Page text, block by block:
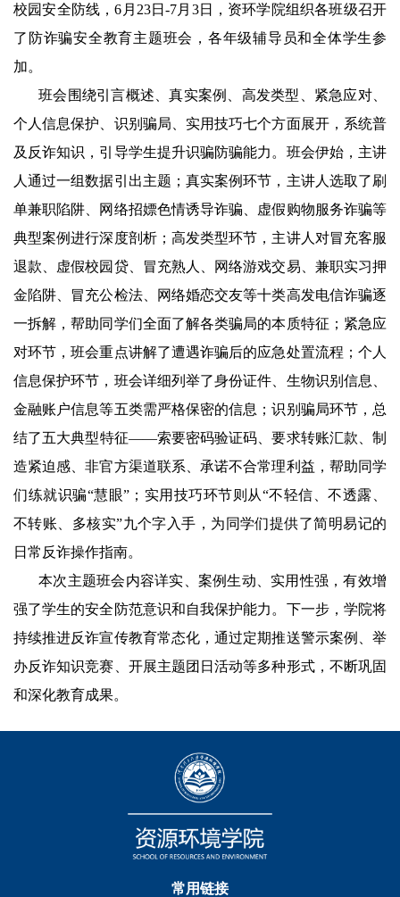
校园安全防线，6月23日-7月3日，资环学院组织各班级召开
了防诈骗安全教育主题班会，各年级辅导员和全体学生参
加。
班会围绕引言概述、真实案例、高发类型、紧急应对、
个人信息保护、识别骗局、实用技巧七个方面展开，系统普
及反诈知识，引导学生提升识骗防骗能力。班会伊始，主讲
人通过一组数据引出主题；真实案例环节，主讲人选取了刷
单兼职陷阱、网络招嫖色情诱导诈骗、虚假购物服务诈骗等
典型案例进行深度剖析；高发类型环节，主讲人对冒充客服
退款、虚假校园贷、冒充熟人、网络游戏交易、兼职实习押
金陷阱、冒充公检法、网络婚恋交友等十类高发电信诈骗逐
一拆解，帮助同学们全面了解各类骗局的本质特征；紧急应
对环节，班会重点讲解了遭遇诈骗后的应急处置流程；个人
信息保护环节，班会详细列举了身份证件、生物识别信息、
金融账户信息等五类需严格保密的信息；识别骗局环节，总
结了五大典型特征——索要密码验证码、要求转账汇款、制
造紧迫感、非官方渠道联系、承诺不合常理利益，帮助同学
们练就识骗“慧眼”；实用技巧环节则从“不轻信、不透露、
不转账、多核实”九个字入手，为同学们提供了简明易记的
日常反诈操作指南。
本次主题班会内容详实、案例生动、实用性强，有效增
强了学生的安全防范意识和自我保护能力。下一步，学院将
持续推进反诈宣传教育常态化，通过定期推送警示案例、举
办反诈知识竞赛、开展主题团日活动等多种形式，不断巩固
和深化教育成果。
常用链接